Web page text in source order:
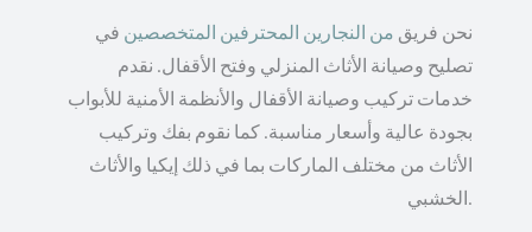
نحن فريق من النجارين المحترفين المتخصصين في
تصليح وصيانة الأثاث المنزلي وفتح الأقفال. نقدم
خدمات تركيب وصيانة الأقفال والأنظمة الأمنية للأبواب
بجودة عالية وأسعار مناسبة. كما نقوم بفك وتركيب
الأثاث من مختلف الماركات بما في ذلك إيكيا والأثاث
الخشبي.